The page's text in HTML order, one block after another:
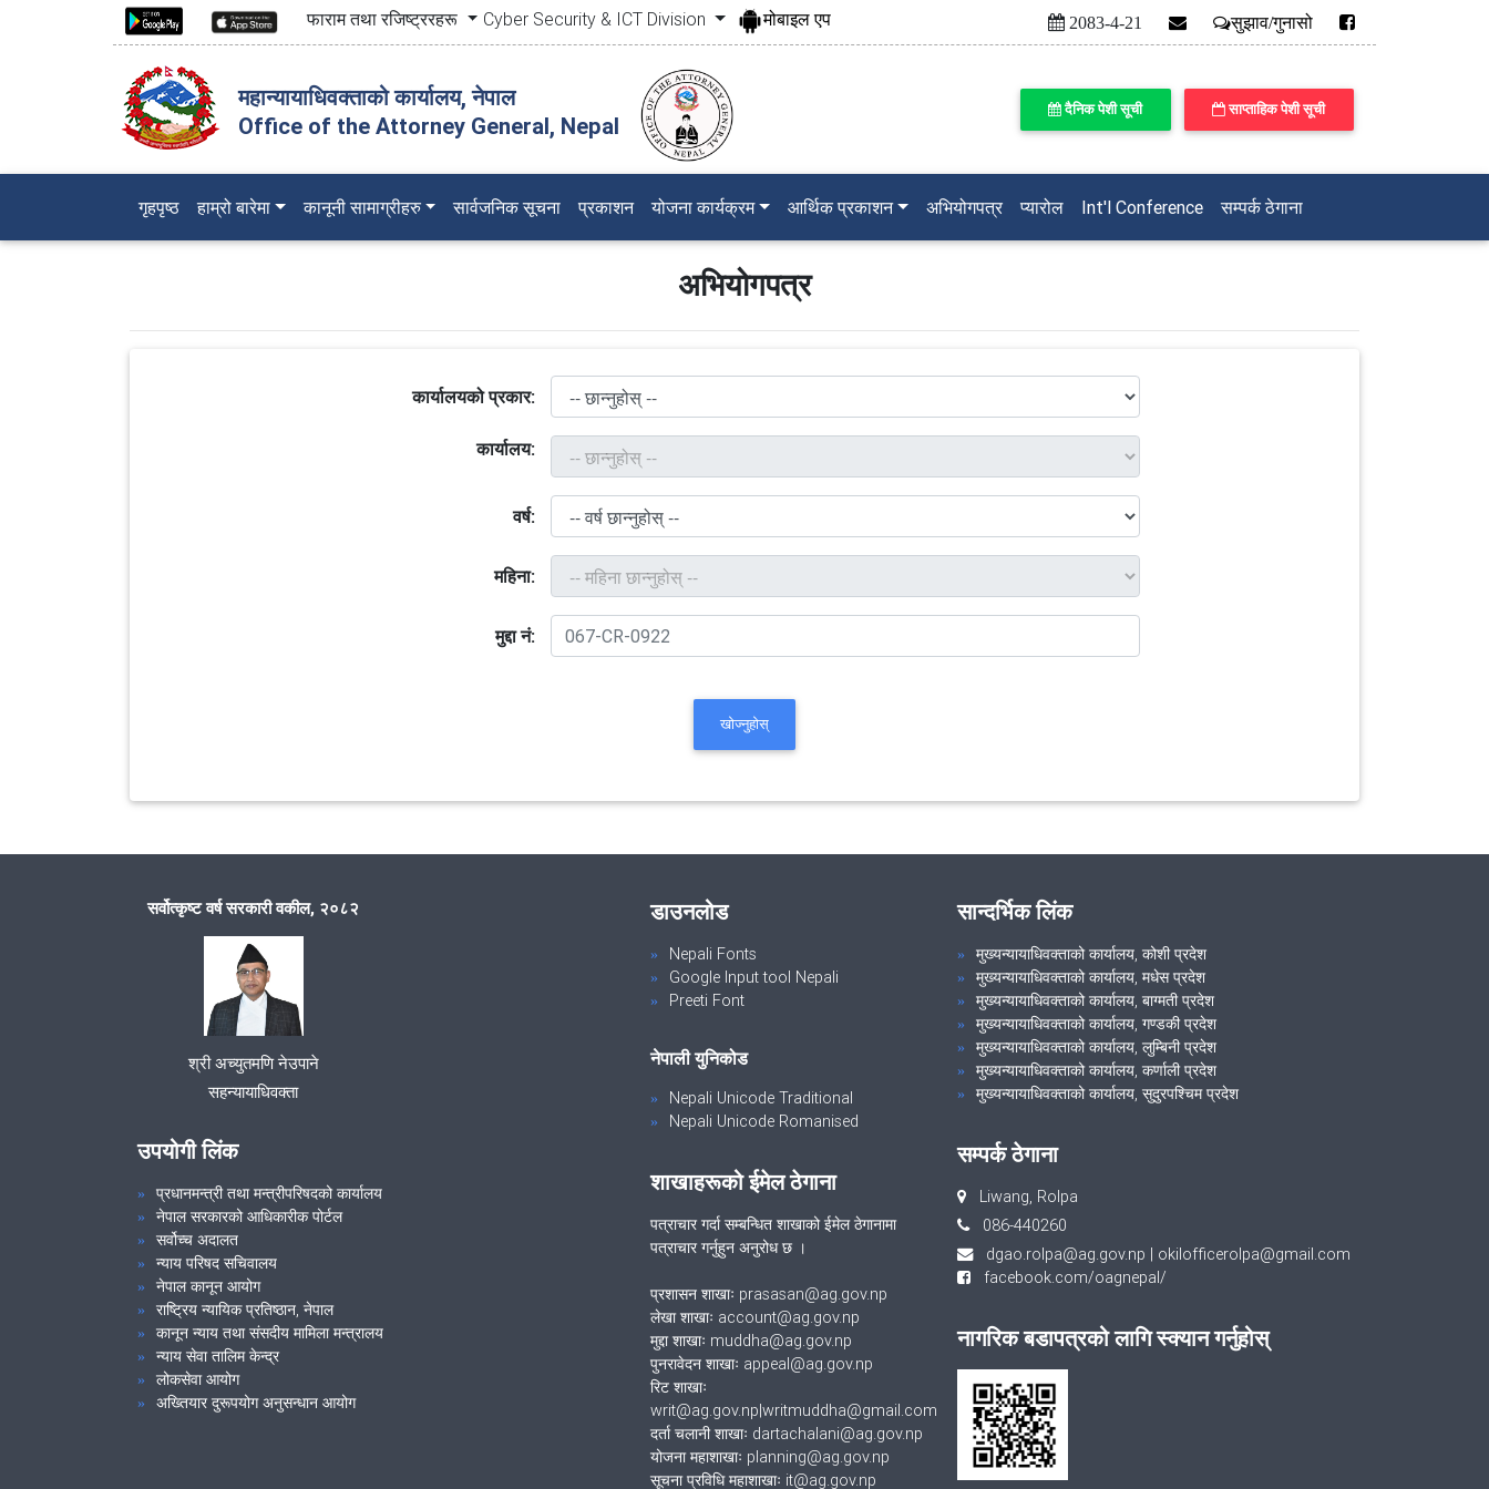
फाराम तथा रजिष्ट्ररहरू Cyber Security & ICT Division मोबाइल एप 2083-4-21 सुझाव/गुनासो
महान्यायाधिवक्ताको कार्यालय, नेपाल
Office of the Attorney General, Nepal
दैनिक पेशी सूची साप्ताहिक पेशी सूची
गृहपृष्ठ(current)
हाम्रो बारेमा कानूनी सामाग्रीहरु सार्वजनिक सूचना प्रकाशन योजना कार्यक्रम आर्थिक प्रकाशन अभियोगपत्र प्यारोल Int'l Conference सम्पर्क ठेगाना
अभियोगपत्र
कार्यालयको प्रकार:
कार्यालय:
वर्ष:
महिना:
मुद्दा नं:
खोज्नुहोस्
सर्वोत्कृष्ट वर्ष सरकारी वकील, २०८२
श्री अच्युतमणि नेउपाने
सहन्यायाधिवक्ता
उपयोगी लिंक
प्रधानमन्त्री तथा मन्त्रीपरिषदको कार्यालय
नेपाल सरकारको आधिकारीक पोर्टल
सर्वोच्च अदालत
न्याय परिषद सचिवालय
नेपाल कानून आयोग
राष्ट्रिय न्यायिक प्रतिष्ठान, नेपाल
कानून न्याय तथा संसदीय मामिला मन्त्रालय
न्याय सेवा तालिम केन्द्र
लोकसेवा आयोग
अख्तियार दुरूपयोग अनुसन्धान आयोग
डाउनलोड
Nepali Fonts
Google Input tool Nepali
Preeti Font
नेपाली युनिकोड
Nepali Unicode Traditional
Nepali Unicode Romanised
शाखाहरूको ईमेल ठेगाना
पत्राचार गर्दा सम्बन्धित शाखाको ईमेल ठेगानामा
पत्राचार गर्नुहुन अनुरोध छ ।
प्रशासन शाखाः prasasan@ag.gov.np
लेखा शाखाः account@ag.gov.np
मुद्दा शाखाः muddha@ag.gov.np
पुनरावेदन शाखाः appeal@ag.gov.np
रिट शाखाः
writ@ag.gov.np|writmuddha@gmail.com
दर्ता चलानी शाखाः dartachalani@ag.gov.np
योजना महाशाखाः planning@ag.gov.np
सूचना प्रविधि महाशाखाः it@ag.gov.np
सान्दर्भिक लिंक
मुख्यन्यायाधिवक्ताको कार्यालय, कोशी प्रदेश
मुख्यन्यायाधिवक्ताको कार्यालय, मधेस प्रदेश
मुख्यन्यायाधिवक्ताको कार्यालय, बाग्मती प्रदेश
मुख्यन्यायाधिवक्ताको कार्यालय, गण्डकी प्रदेश
मुख्यन्यायाधिवक्ताको कार्यालय, लुम्बिनी प्रदेश
मुख्यन्यायाधिवक्ताको कार्यालय, कर्णाली प्रदेश
मुख्यन्यायाधिवक्ताको कार्यालय, सुदुरपश्चिम प्रदेश
सम्पर्क ठेगाना
Liwang, Rolpa
086-440260
dgao.rolpa@ag.gov.np | okilofficerolpa@gmail.com
facebook.com/oagnepal/
नागरिक बडापत्रको लागि स्क्यान गर्नुहोस्